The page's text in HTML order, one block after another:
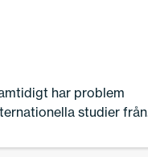
har problem
studier från